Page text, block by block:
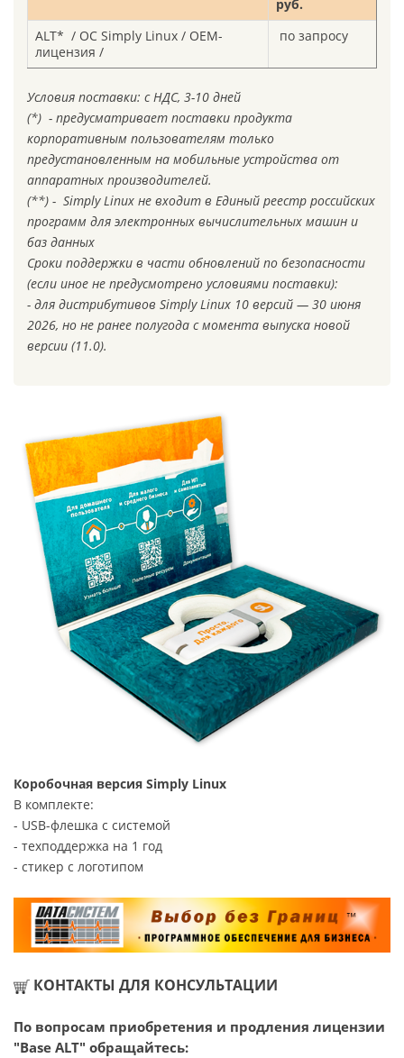
руб.
ALT* / ОС Simply Linux / ОЕМ-
лицензия /
по запросу
Условия поставки: с НДС, 3-10 дней
(*) - предусматривает поставки продукта
корпоративным пользователям только
предустановленным на мобильные устройства от
аппаратных производителей.
(**) - Simply Linux не входит в Единый реестр российских
программ для электронных вычислительных машин и
баз данных
Сроки поддержки в части обновлений по безопасности
(если иное не предусмотрено условиями поставки):
- для дистрибутивов Simply Linux 10 версий — 30 июня
2026, но не ранее полугода с момента выпуска новой
версии (11.0).
Коробочная версия Simply Linux
В комплекте:
- USB-флешка с системой
- техподдержка на 1 год
- стикер с логотипом
КОНТАКТЫ ДЛЯ КОНСУЛЬТАЦИИ
По вопросам приобретения и продления лицензии
"Base ALT" обращайтесь: